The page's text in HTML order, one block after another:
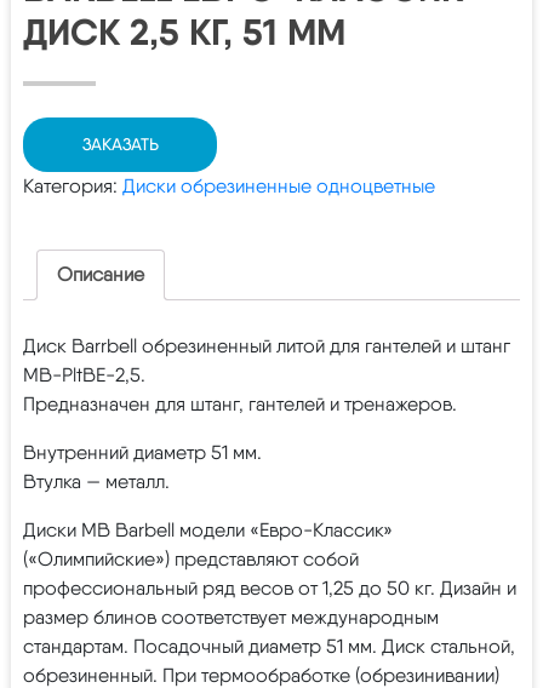
ДИСК 2,5 КГ, 51 ММ
ЗАКАЗАТЬ
Категория: Диски обрезиненные одноцветные
Описание
Диск Barrbell обрезиненный литой для гантелей и штанг
MB-PltBE-2,5.
Предназначен для штанг, гантелей и тренажеров.
Внутренний диаметр 51 мм.
Втулка — металл.
Диски МВ Barbell модели «Евро-Классик»
(«Олимпийские») представляют собой
профессиональный ряд весов от 1,25 до 50 кг. Дизайн и
размер блинов соответствует международным
стандартам. Посадочный диаметр 51 мм. Диск стальной,
обрезиненный. При термообработке (обрезинивании)